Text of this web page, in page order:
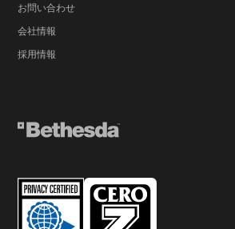
お問い合わせ
会社情報
採用情報